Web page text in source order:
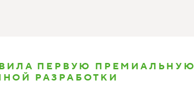
ПЕРВУЮ ПРЕМИАЛЬНУЮ
РАЗРАБОТКИ